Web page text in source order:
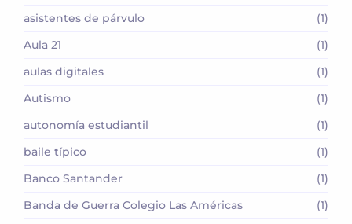
asistentes de párvulo
(1)
Aula 21
(1)
aulas digitales
(1)
Autismo
(1)
autonomía estudiantil
(1)
baile típico
(1)
Banco Santander
(1)
Banda de Guerra Colegio Las Américas
(1)